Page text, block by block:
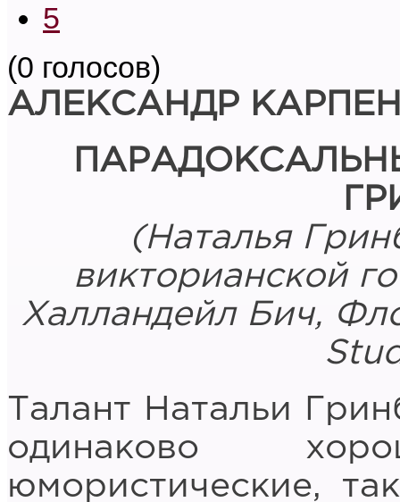
5
(0 голосов)
АЛЕКСАНДР
(Наталья
викторианской
Халландейл Бич,
Талант Натальи
одинаково
юмористические,